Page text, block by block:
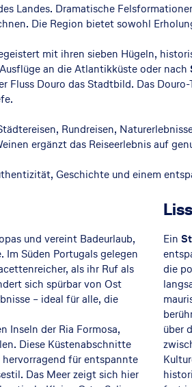
Landes. Dramatische
Die Region bietet sowohl
mit ihren sieben Hügeln,
an die Atlantikküste oder nach
Fluss Douro das Stadtbild. Das
Rundreisen,
ergänzt das Reiseerlebnis auf
Geschichte und einem
und vereint Badeurlaub,
Im Süden Portugals gelegen
als ihr Ruf als
sich spürbar von Ost
– ideal für alle, die
Inseln der Ria Formosa,
Diese Küstenabschnitte
für entspannte
Das Meer zeigt sich hier
Ein
die
über